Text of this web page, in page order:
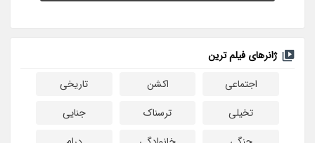
ژانرهای فیلم ترین
اجتماعی
اکشن
تاریخی
تخیلی
ترسناک
جنایی